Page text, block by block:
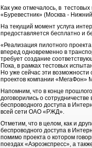
Как уже отмечалось, в
«Буревестник» (Москва -
На текущий момент услуга
предоставляется бесплатно и
«Реализация пилотного
вперед одновременно в
требует создание
Пока, в рамках тестовых
Но уже сейчас эти
проектов компании «МегаФон»
Напомним, что в конце
договорились о
беспроводного доступа в
всей сети ОАО «РЖД».
Отметим, что в целом, как и
беспроводного доступа в
помимо проекта о котором
поездах «Аэроэкспресс», а